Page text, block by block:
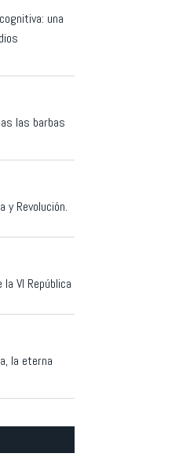
una
las barbas
y Revolución.
VI República
la eterna